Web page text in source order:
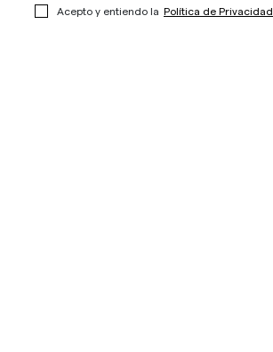
Acepto y entiendo la Política de Privacidad